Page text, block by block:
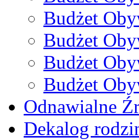
Budżet
Budżet
Budżet
Budżet
Odnawialne
Dekalog